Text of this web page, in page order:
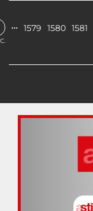
… 1579 1580 1581